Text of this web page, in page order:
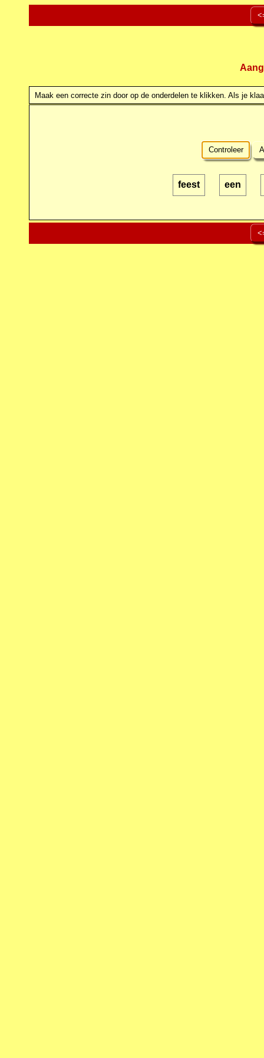
Maak een correcte zin door op de onderdelen te klikken. Als je
Controleer
feest een